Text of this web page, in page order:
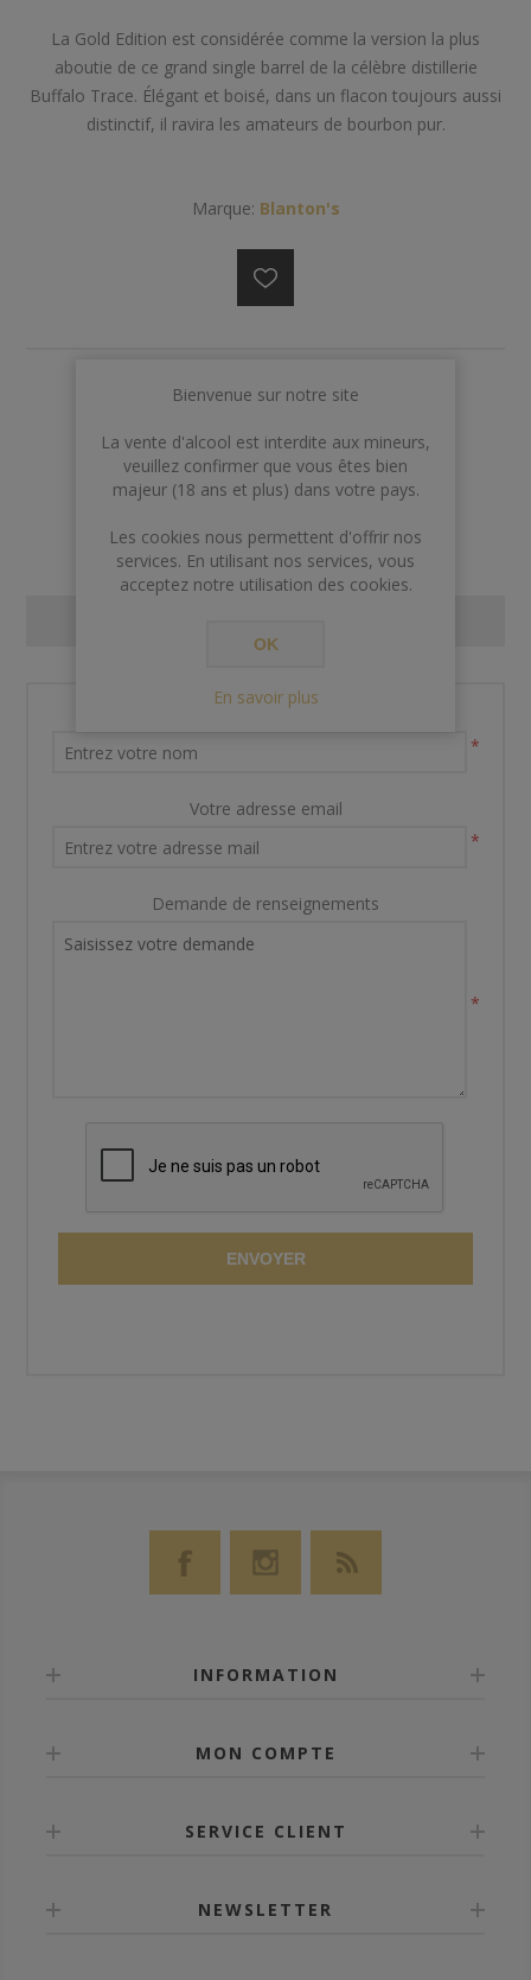
La Gold Edition est considérée comme la version la plus
aboutie de ce grand single barrel de la célèbre distillerie
Buffalo Trace. Élégant et boisé, dans un flacon toujours aussi
distinctif, il ravira les amateurs de bourbon pur.
Marque: Blanton's
€155,00
AJOUTER AU PANIER
Nom et prénom
*
Votre adresse email
*
Demande de renseignements
*
ENVOYER
INFORMATION
MON COMPTE
SERVICE CLIENT
NEWSLETTER
Bienvenue sur notre site
La vente d'alcool est interdite aux mineurs,
veuillez confirmer que vous êtes bien
majeur (18 ans et plus) dans votre pays.
Les cookies nous permettent d'offrir nos
services. En utilisant nos services, vous
acceptez notre utilisation des cookies.
OK
En savoir plus